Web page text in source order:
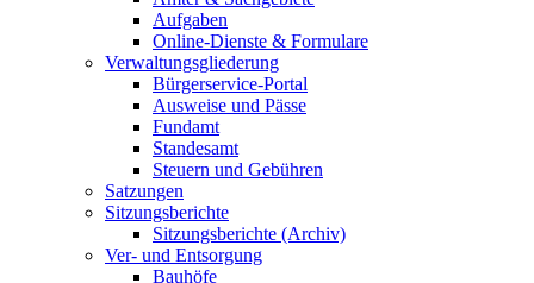
Aufgaben
Online-Dienste & Formulare
Verwaltungsgliederung
Bürgerservice-Portal
Ausweise und Pässe
Fundamt
Standesamt
Steuern und Gebühren
Satzungen
Sitzungsberichte
Sitzungsberichte (Archiv)
Ver- und Entsorgung
Bauhöfe